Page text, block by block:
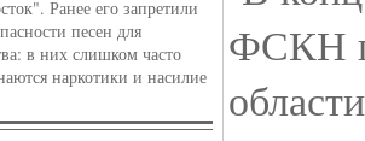
Ранее его запретили
песен для
в них слишком часто
наркотики и насилие
ФСКН